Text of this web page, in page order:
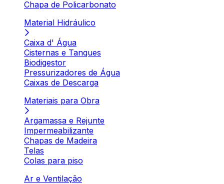
Chapa de Policarbonato
Material Hidráulico
Caixa d' Água
Cisternas e Tanques
Biodigestor
Pressurizadores de Água
Caixas de Descarga
Materiais para Obra
Argamassa e Rejunte
Impermeabilizante
Chapas de Madeira
Telas
Colas para piso
Ar e Ventilação